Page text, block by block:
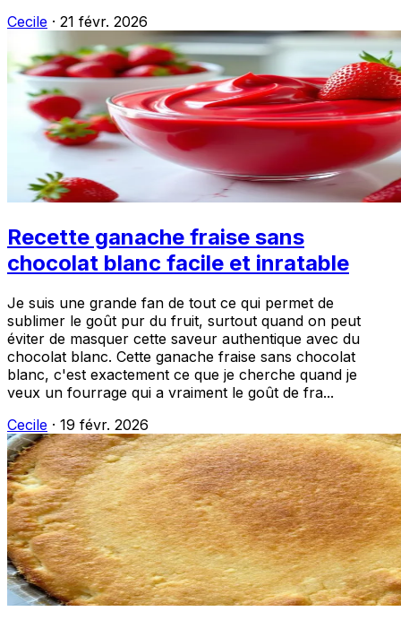
Cecile · 21 févr. 2026
Recette ganache fraise sans
chocolat blanc facile et inratable
Je suis une grande fan de tout ce qui permet de
sublimer le goût pur du fruit, surtout quand on peut
éviter de masquer cette saveur authentique avec du
chocolat blanc. Cette ganache fraise sans chocolat
blanc, c'est exactement ce que je cherche quand je
veux un fourrage qui a vraiment le goût de fra...
Cecile · 19 févr. 2026